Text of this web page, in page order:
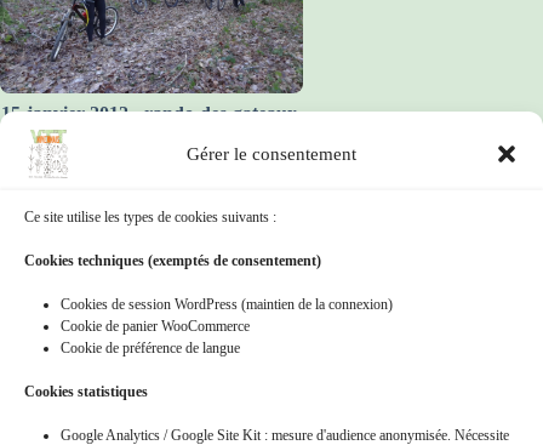
Gérer le consentement
Ce site utilise les types de cookies suivants :
Cookies techniques (exemptés de consentement)
Cookies de session WordPress (maintien de la connexion)
Cookie de panier WooCommerce
Cookie de préférence de langue
Cookies statistiques
Google Analytics / Google Site Kit : mesure d'audience anonymisée. Nécessite
15-janvier-2012_-rando-des-gateaux-
de-riz-et-semoule-a-menestreau
bertranges-vtt